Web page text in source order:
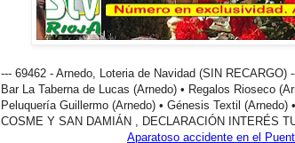
--- 69462 - Arnedo, Loteria de Navidad (SIN RECARGO)
Bar La Taberna de Lucas (Arnedo) • Regalos Rioseco
Peluquería Guillermo (Arnedo) • Génesis Textil
COSME Y SAN DAMIÁN , DECLARACIÓN INTERÉS
Aparatoso accidente en el